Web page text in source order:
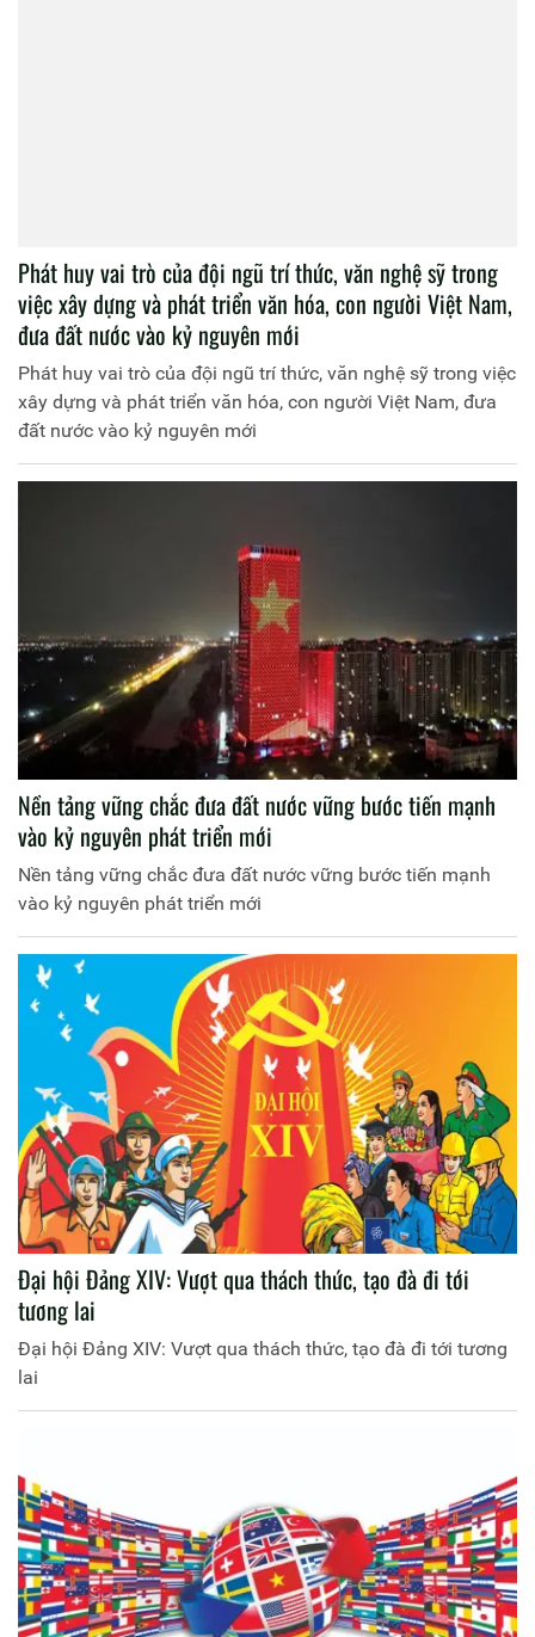
Phát huy vai trò của đội ngũ trí thức, văn nghệ sỹ trong
việc xây dựng và phát triển văn hóa, con người Việt Nam,
đưa đất nước vào kỷ nguyên mới
Phát huy vai trò của đội ngũ trí thức, văn nghệ sỹ trong việc
xây dựng và phát triển văn hóa, con người Việt Nam, đưa
đất nước vào kỷ nguyên mới
Nền tảng vững chắc đưa đất nước vững bước tiến mạnh
vào kỷ nguyên phát triển mới
Nền tảng vững chắc đưa đất nước vững bước tiến mạnh
vào kỷ nguyên phát triển mới
Đại hội Đảng XIV: Vượt qua thách thức, tạo đà đi tới
tương lai
Đại hội Đảng XIV: Vượt qua thách thức, tạo đà đi tới tương
lai